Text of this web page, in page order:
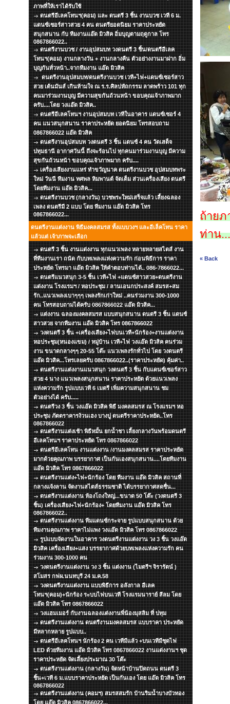
ภาพที่ให้เราได้รับใช้
ดนตรีอีเลคโทนฯ(คอม) และ ดนตรี 3 ชิ้น งานบวช เวที 6 ม.
แดนซ์เซอร์สาวสวย 4 คน ดนตรียอดนิยม ราคาประหยัด
สนุกสนาน กับ ทีมงานแอ๊ด มิวสิค อิ่มบุญตามฤดูกาล โทร
0867866022..
ดนตรีงานบวช / งานอุปสมบท วงดนตรี 3 ชิ้น/ดนตรีอีเลค
โทนฯ(คอม) งานกลางวัน + งานกลางคืน ตัวอย่างงานมาฝาก อิ่ม
บุญกันทั่วหน้า..จากทีมงาน แอ๊ด มิวสิค
ดนตรีงานอุปสมบท/ดนตรีงานบวช เวที+ไฟ+แดนซ์เซอร์สาว
สวย เต้นมันส์ เกินห้ามใจ ณ ร.ร.ศิลปหัถกรรม ลาดพร้าว 101 ทุก
คนมาร่วมงานบุญ มีความสุขกันถ้วนหน้า ขอบคุณเจ้าภาพมาก
ครับ....โดย วงแอ๊ด มิวสิค..
ดนตรีอีเลคโทนฯ งานอุปสมบท เวทีในอาคาร แดนซ์เซอร์ 4
คน แนวสนุกสนาน ราคาประหยัด ยอดนิยม โทรสอบถาม
0867866022 แอ๊ด มิวสิค
ดนตรีงานอุปสมบท วงดนตรี 3 ชิ้น แดนซ์ 4 คน วัดเสด็จ
ปทุมธานี อากาศวันนี้ ถึงจะร้อนไป ทุกคนมาร่วมงานบุญ มีความ
สุขกันถ้วนหน้า ขอบคุณเจ้าภาพมาก ครับ....
เครื่องเสียงงานแหร่ ทำขวัญนาค ดนตรีงานบวช อุปสมบทพระ
ใหม่ วันนี ทีมงาน ทศพล หิมพานต์ จัดเต็ม ส่วนเครื่องเสียง ดนตรี
โดยทีมงาน แอ๊ด มิวสิค...
ดนตรีงานบวช (กลางวัน) บวชพระใหม่เสร็จแล้ว เลี้ยงฉลอง
เพลง ดนตรีมี 2 แบบ โดย ทีมงาน แอ๊ด มิวสิค โทร
0867866022...
ดนตรีงานแต่งงาน พิธีมงคลสมรส ทั้งแบบวงฯ และอีเล็คโทน ราคา
แล้วแต่ เจ้าภาพจะเลือก
ดนตรี 3 ชิ้น งานแต่งงาน ทุกแนวเพลง หลายหลายสไตส์ งาน
ที่ทีมงานเรา ถนัด กับบทเพลงแห่งความรัก ก่อนพิธีการ ราคา
ประหยัด โทรมา แอ๊ด มิวสิค ให้คำตอบท่านได้.. 086-7866022...
ดนตรีแนวสนุก 3-5 ชิ้น เวที+ไฟ +แดนซ์สาวสวย+ดนตรีงาน
แต่งงาน โรงแรมฯ / หอประชุม / ลานเอนกประสงค์ สมรส+สม
รัก..แนวเพลงเบาๆๆๆ เพลงรักเก่าใหม่ ..คนร่วมงาน 300-1000
คน โทรสอบถามได้ครับ 0867866022 แอ๊ด มิวสิค...
แต่งงาน ฉลองมงคลสมรส แบบสนุกสนาน ดนตรี 3 ชิ้น แดนซ์
สาวสวย จากทีมงาน แอ๊ด มิวสิค โทร 0867866022
วงดนตรี 3 ชิ้น +เครื่องเสียง+ไฟบนเวที+นักร้อง+งานแต่งงาน
หอประชุม(หนองแขม) / หมู่บ้าน เวที+ไฟ วงแอ๊ด มิวสิค คนร่วม
งาน ขนาดกลางๆๆ 20-55 โต๊ะ แนวเพลงรักทั่วไป โดย วงดนตรี
แอ๊ด มิวสิค...โทรเลยครับ 0867866022..(ราคาประหยัด) คุ้มค่า..
ดนตรีงานแต่งงานแนวสนุก วงดนตรี 3 ชิ้น กับแดนซ์เซอร์สาว
สวย 4 นาง แนวเพลงสนุกสนาน ราคาประหยัด ด้วยแนวเพลง
แห่งความรัก รูปแบบเวที 6 เมตรี เพิ่มความสนุกสนาน ชม
ตัวอย่างได้ ครับ.....
ดนตรีวง 3 ชิ้น วงแอ๊ด มิวสิค พิธี มงคลสมรส ณ โรงแรมฯ หอ
ประชุม ภัตตราคารง้วนเฮง บางปู ดนตรีราคาประหยัด..โทร
0867866022
ดนตรีงานแต่งเช้า พิธีหมั้น ยกน้ำชา เลี้ยงกลางวันพร้อมดนตรี
อีเลคโทนฯ ราคาประหยัด โทร 0867866022
ดนตรีอีเลคโทน งานแต่งงาน /งานมงคลสมรส ราคาประหยัด
มากด้วยคุณภาพ บรรยากาศ เป็นกันเองสนุกสนาน....โดยทีมงาน
แอ๊ด มิวสิค โทร 0867866022
ดนตรีงานแต่ง+ไฟ+นักร้อง โดย ทีมงาน แอ๊ด มิวสิค สถานที่
กลางแจ้งลาน จัดงานสไตส์ธรรมชาติ ได้บรรยากาศสดชื่น...
ดนตรีงานแต่งงาน ห้องโถงใหญ่...ขนาด 50 โต๊ะ (วงดนตรี 3
ชิ้น) เครื่องเสียง+ไฟ+นักร้อง+ โดยทีมงาน แอ๊ด มิวสิค โทร
0867866022..
ดนตรีงานแต่งงาน ทีมแดนซ์กระจาย รูปแบบสนุกสนาน ด้วย
ทีมงานคุณภาพ ราคาไม่แพง วงแอ๊ด มิวสิค โทร 0867866022
รูปแบบจัดงานในอาคาร วงดนตรีงานแต่งงาน วง 3 ชิ้น วงแอ๊ด
มิวสิค เครื่องเสียง+แสง บรรยากาศด้วยบทเพลงแห่งความรัก คน
ร่วมงาน 300-1000 คน
วงดนตรีงานแต่งงาน วง 3 ชิ้น แต่งงาน (ไมตรีฯ จิรารัตน์ )
สโมสร กฟผ.นนทบุรี 24 ม.ค.58
วงดนตรีงานแต่งงาน แบบพิธีการ อลังกาล อีเลค
โทนฯ(คอม)+นักร้อง ระบบไฟบนเวที โรงแรมนาราย์ สีลม โดย
แอ๊ด มิวสิค โทร 0867866022
วงแฮมเมอร์ กับงานฉลองแต่งงานพี่น้องมุสลิม ที่ ปทุม
ดนตรีงานแต่งงาน ดนตรีงานมงคลสมรส แบบราคา ประหยัด
มีหลากหลาย รูปแบบ..
ดนตรีอีเลคโทนฯ นักร้อง 2 คน เวทีมีแล้ว +บนเวทีมีชุดไฟ
LED ด้วยทีมงาน แอ๊ด มิวสิค โทร 0867866022 งานแต่งงานฯ ชุด
ราคาประหยัด จัดเลี้ยงประมาณ 30 โต๊ะ
ดนตรีงานแต่งงาน (กลางวัน) จัดหน้าบ้านปิดถนน ดนตรี 3
ชิ้น+เวที 6 ม.แบบราคาประหยัด เป็นกันเอง โดย แอ๊ด มิวสิค โทร
0867866022
ดนตรีงานแต่งงาน (คอมฯ) สมรสสมรัก บ้านริมน้ำบางบัวทอง
โดย แอ๊ด มิวสิค 0867866022...
ถ้ายภ
ท่าน
« Back